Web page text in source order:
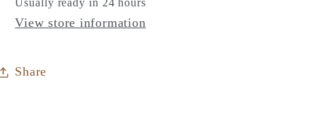
View store information
Share